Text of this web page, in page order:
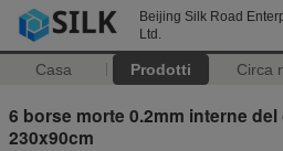
Beijing Silk Road
Ltd.
Casa Prodotti Circa
6 borse morte 0.2mm interne
230x90cm